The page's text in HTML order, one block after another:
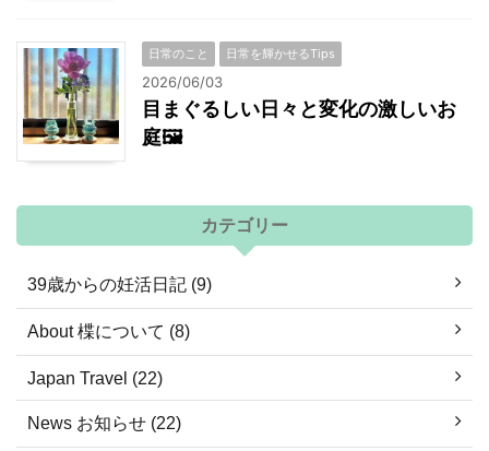
日常のこと 日常を輝かせるTips
2026/06/03
目まぐるしい日々と変化の激しいお
庭🖼
カテゴリー
39歳からの妊活日記 (9)
About 楪について (8)
Japan Travel (22)
News お知らせ (22)